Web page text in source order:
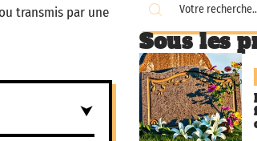
transmis par une
Sous les